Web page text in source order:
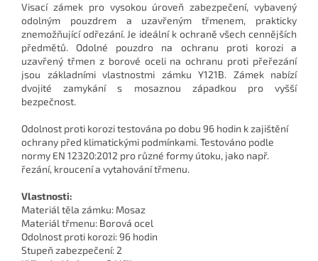
Visací zámek pro vysokou úroveň zabezpečení, vybavený
odolným pouzdrem a uzavřeným třmenem, prakticky
znemožňující odřezání. Je ideální k ochraně všech cennějších
předmětů. Odolné pouzdro na ochranu proti korozi a
uzavřený třmen z borové oceli na ochranu proti přeřezání
jsou základními vlastnostmi zámku Y121B. Zámek nabízí
dvojité zamykání s mosaznou západkou pro vyšší
bezpečnost.
Odolnost proti korozi testována po dobu 96 hodin k zajištění
ochrany před klimatickými podmínkami. Testováno podle
normy EN 12320:2012 pro různé formy útoku, jako např.
řezání, kroucení a vytahování třmenu.
Vlastnosti:
Materiál těla zámku: Mosaz
Materiál třmenu: Borová ocel
Odolnost proti korozi: 96 hodin
Stupeň zabezpečení: 2